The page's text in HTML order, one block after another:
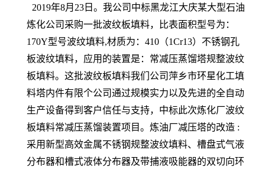
2019年8月23日。我公司中标黑龙江大庆某大型石油
炼化公司采购一批波纹板填料，比表面积型号为：
170Y型号波纹填料,材质为：410（1Cr13）不锈钢孔
板波纹填料，应用的装置是：常减压蒸馏塔规整波纹
板填料。这批波纹板填料我们公司萍乡市环星化工填
料塔内件有限个公司通过规模实力以及先进的全自动
生产设备得到客户信任与支持，中标此次炼化厂波纹
板填料常减压蒸馏装置项目。炼油厂减压塔的改造 :
采用新型高效金属不锈钢规整波纹填料、槽盘式气液
分布器和槽式液体分布器及带捕液吸能器的双切向环